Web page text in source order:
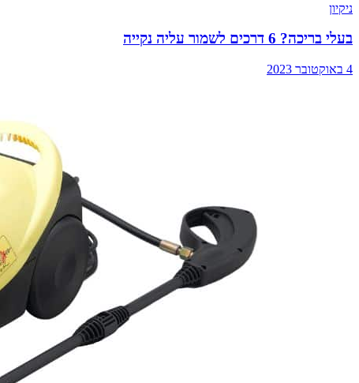
ניקיון
בעלי בריכה? 6 דרכים לשמור עליה נקייה
4 באוקטובר 2023